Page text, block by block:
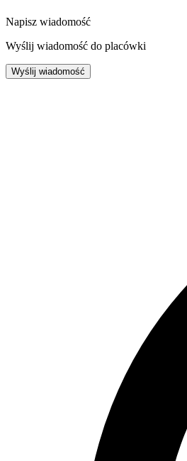
Napisz wiadomość
Wyślij wiadomość do placówki
Wyślij wiadomość